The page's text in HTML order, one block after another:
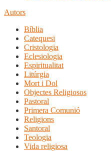
Autors
Bíblia
Catequesi
Cristologia
Eclesiologia
Espiritualitat
Litúrgia
Mort i Dol
Objectes Religiosos
Pastoral
Primera Comunió
Religions
Santoral
Teologia
Vida religiosa